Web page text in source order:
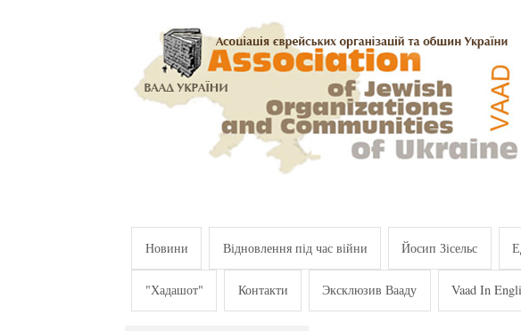
Новини Відновлення під час війни Йосип Зісельс
"Хадашот" Контакти Эксклюзив Вааду Vaad In